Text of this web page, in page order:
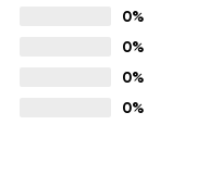
0%
0%
0%
0%